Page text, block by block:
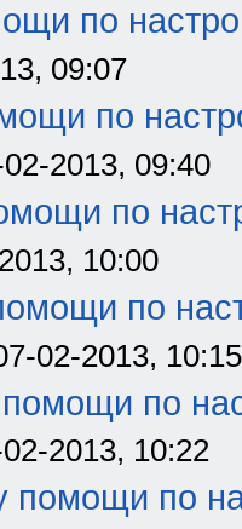
по
09:07
по
2013, 09:40
по
10:00
по
02-2013, 10:15
по
2013, 10:22
помощи по